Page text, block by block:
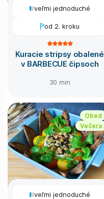
veľmi jednoduché
od 2. kroku
Kuracie stripsy obalené
v BARBECUE čipsoch
30 min
Obed
Večera
veľmi jednoduché